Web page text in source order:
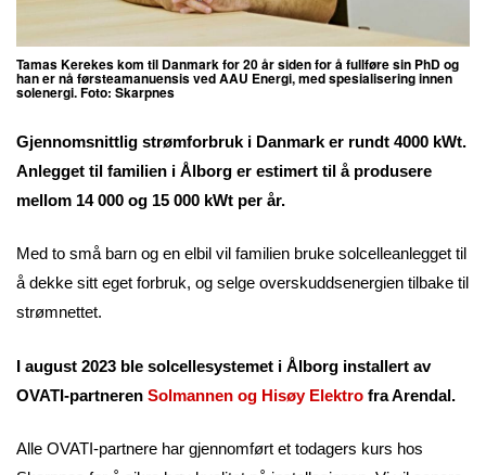
Tamas Kerekes kom til Danmark for 20 år siden for å fullføre sin PhD og
han er nå førsteamanuensis ved AAU Energi, med spesialisering innen
solenergi. Foto: Skarpnes
Gjennomsnittlig strømforbruk i Danmark er rundt 4000 kWt.
Anlegget til familien i Ålborg er estimert til å produsere
mellom 14 000 og 15 000 kWt per år.
Med to små barn og en elbil vil familien bruke solcelleanlegget til
å dekke sitt eget forbruk, og selge overskuddsenergien tilbake til
strømnettet.
I august 2023 ble solcellesystemet i Ålborg installert av
OVATI-partneren Solmannen og Hisøy Elektro fra Arendal.
Alle OVATI-partnere har gjennomført et todagers kurs hos